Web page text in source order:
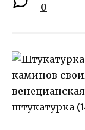
0